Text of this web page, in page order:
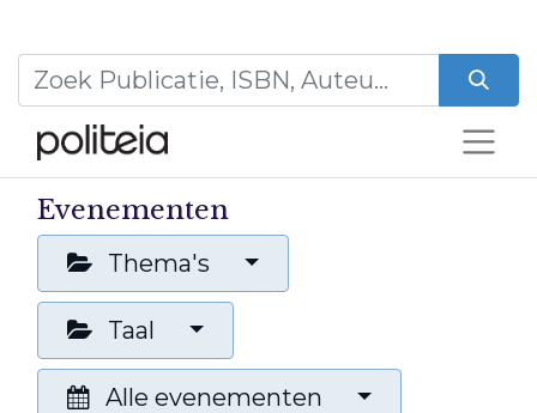
Evenementen
Thema's
Taal
Alle evenementen